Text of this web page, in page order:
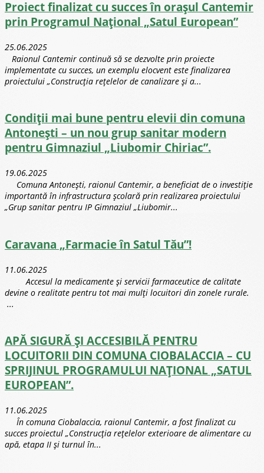
Proiect finalizat cu succes în orașul Cantemir
prin Programul Național „Satul European”
25.06.2025
Raionul Cantemir continuă să se dezvolte prin proiecte
implementate cu succes, un exemplu elocvent este finalizarea
proiectului „Construcția rețelelor de canalizare și a...
Condiții mai bune pentru elevii din comuna
Antonești – un nou grup sanitar modern
pentru Gimnaziul „Liubomir Chiriac”.
19.06.2025
Comuna Antonești, raionul Cantemir, a beneficiat de o investiție
importantă în infrastructura școlară prin realizarea proiectului
„Grup sanitar pentru IP Gimnaziul „Liubomir...
Caravana „Farmacie în Satul Tău”!
11.06.2025
Accesul la medicamente și servicii farmaceutice de calitate
devine o realitate pentru tot mai mulți locuitori din zonele rurale.
...
APĂ SIGURĂ ȘI ACCESIBILĂ PENTRU
LOCUITORII DIN COMUNA CIOBALACCIA – CU
SPRIJINUL PROGRAMULUI NAȚIONAL „SATUL
EUROPEAN”.
11.06.2025
În comuna Ciobalaccia, raionul Cantemir, a fost finalizat cu
succes proiectul „Construcția rețelelor exterioare de alimentare cu
apă, etapa II și turnul în...